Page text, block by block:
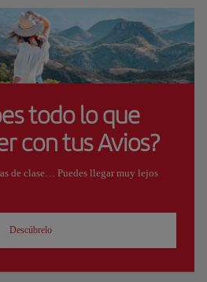
todo lo que
con tus Avios?
de clase… Puedes llegar muy lejos
Descúbrelo